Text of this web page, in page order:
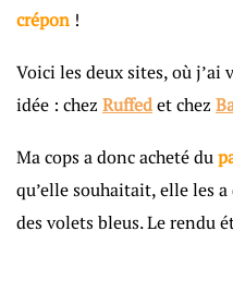
crépon !
Voici les deux sites, où j’ai
idée : chez Ruffedet chez
Ma cops a donc acheté du
qu’elle souhaitait, elle les
des volets bleus. Le rendu